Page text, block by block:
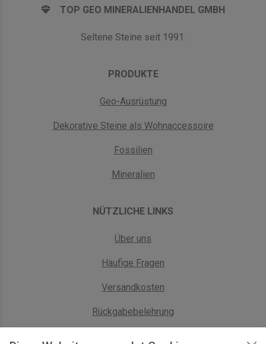
TOP GEO MINERALIENHANDEL GMBH
Seltene Steine seit 1991.
PRODUKTE
Geo-Ausrüstung
Dekorative Steine als Wohnaccessoire
Fossilien
Mineralien
NÜTZLICHE LINKS
Über uns
Häufige Fragen
Versandkosten
Rückgabebelehrung